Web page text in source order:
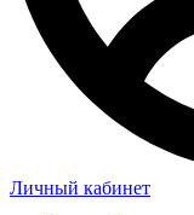
Личный кабинет